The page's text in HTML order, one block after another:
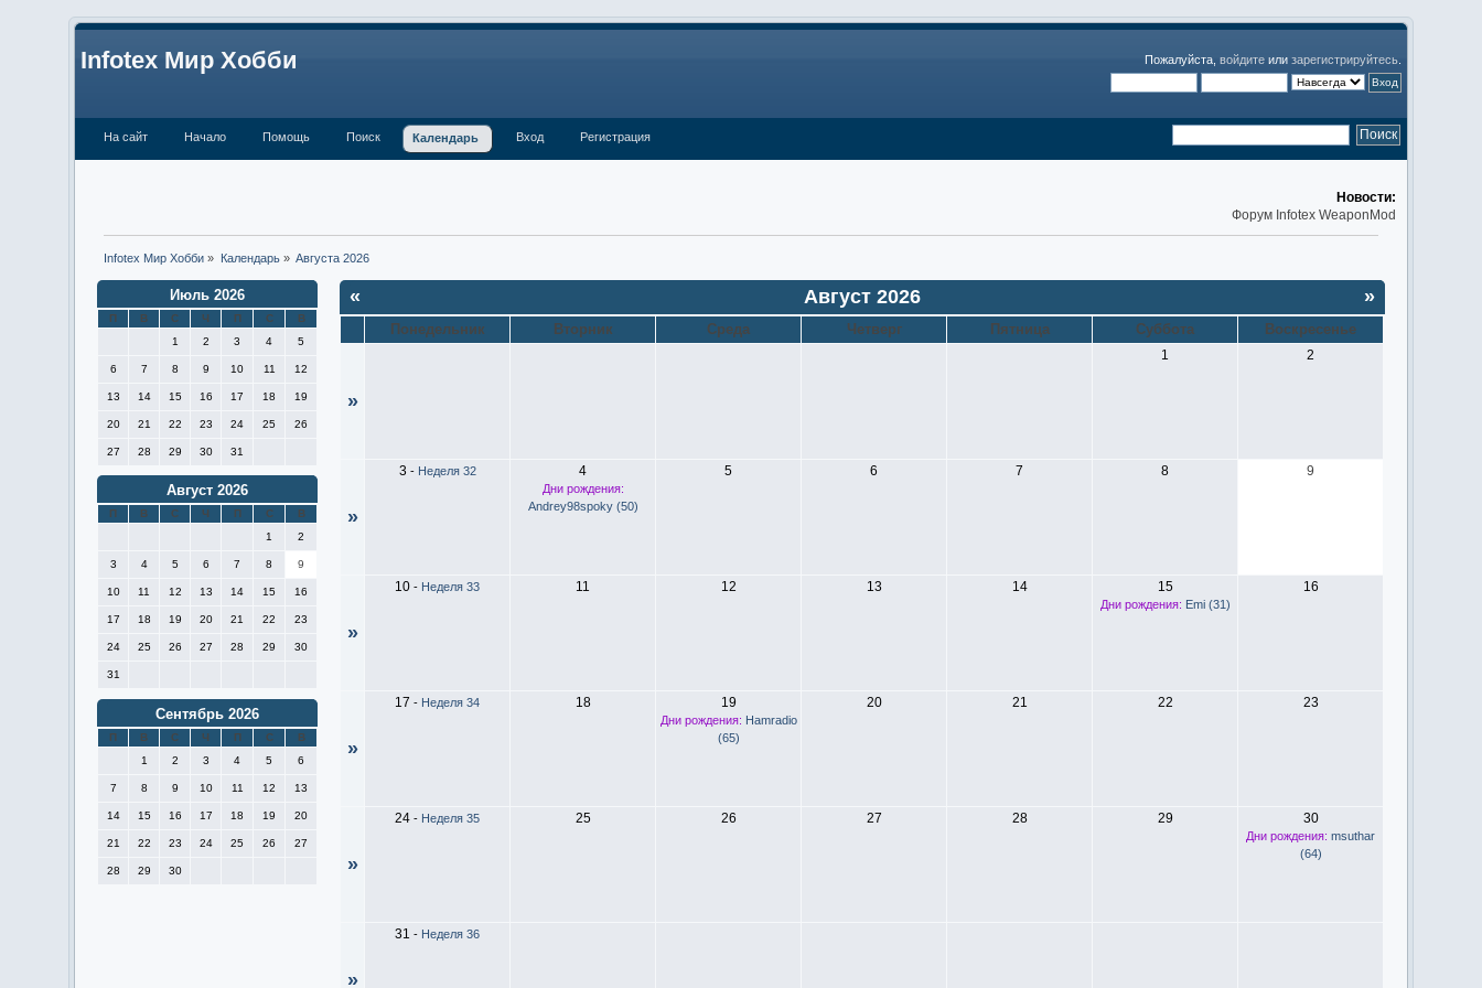
Infotex Мир Хобби Пожалуйста, войдитеили зарегистрируйтесь.
На сайт Начало Помощь Поиск Календарь Вход Регистрация
Новости:
Форум Infotex WeaponMod
Infotex Мир Хобби » Календарь» Августа 2026
Июль 2026
П В С Ч П С
В
1
2 3 4 5
6 7 8 9 10 11 12
13 14 15 16 17 18 19
20 21 22 23 24 25 26
27 28 29 30 31
Август 2026
П В С Ч П С
В
1
2
3 4 5 6 7 8 9
10 11 12 13 14 15 16
17 18 19 20 21 22 23
24 25 26 27 28 29 30
31
Сентябрь 2026
П В С Ч П С
В
1
2 3 4 5 6
7 8 9 10 11 12 13
14 15 16 17 18 19 20
21 22 23 24 25 26 27
28 29 30
« »
Август 2026
Понедельник Вторник Среда Четверг Пятница Суббота Воскресенье
»
1 2
»
3 - Неделя 32 4
Дни рождения:
Andrey98spoky (50)
5 6 7 8 9
»
10 - Неделя 33 11 12 13 14 15
Дни рождения: Emi (31)
16
»
17 - Неделя 34 18 19
Дни рождения: Hamradio
(65)
20 21 22 23
»
24 - Неделя 35 25 26 27 28 29 30
Дни рождения: msuthar
(64)
»
31 - Неделя 36